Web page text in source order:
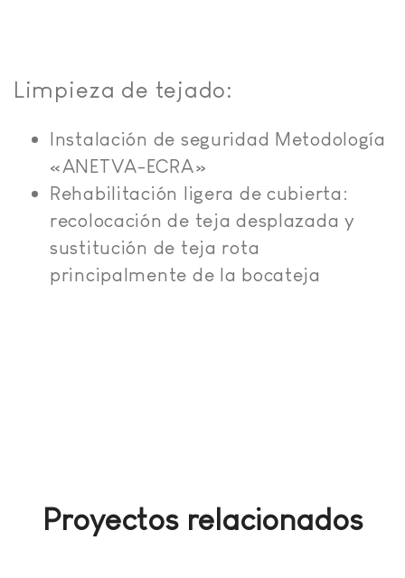
Limpieza de tejado:
Instalación de seguridad Metodología
«ANETVA-ECRA»
Rehabilitación ligera de cubierta:
recolocación de teja desplazada y
sustitución de teja rota
principalmente de la bocateja
Proyectos relacionados